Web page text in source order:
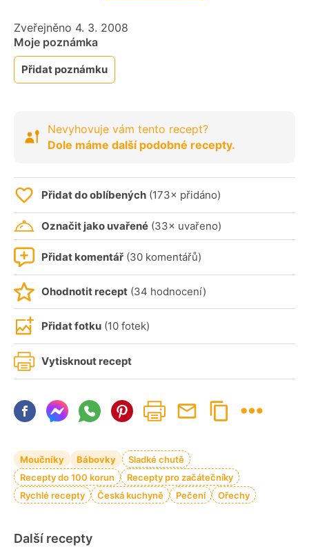
Zveřejněno 4. 3. 2008
Moje poznámka
Přidat poznámku
Nevyhovuje vám tento recept?
Dole máme další podobné recepty.
Přidat do oblíbených (173× přidáno)
Označit jako uvařené (33× uvařeno)
Přidat komentář (30 komentářů)
Ohodnotit recept (34 hodnocení)
Přidat fotku (10 fotek)
Vytisknout recept
Moučníky Bábovky
Sladké chutě
Recepty do 100 korun
Recepty pro začátečníky
Rychlé recepty
Česká kuchyně Pečení Ořechy
Další recepty